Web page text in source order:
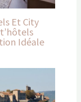
Et City
Idéale